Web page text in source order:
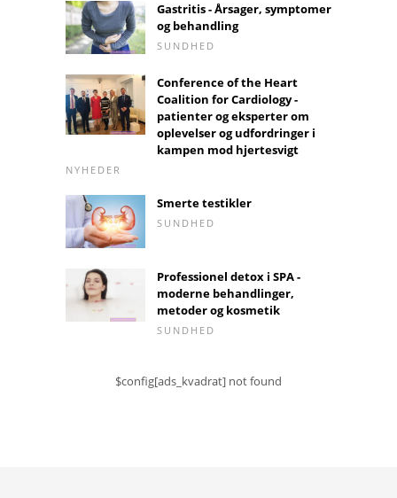
Gastritis - Årsager, symptomer
og behandling
SUNDHED
Conference of the Heart
Coalition for Cardiology -
patienter og eksperter om
oplevelser og udfordringer i
kampen mod hjertesvigt
NYHEDER
Smerte testikler
SUNDHED
Professionel detox i SPA -
moderne behandlinger,
metoder og kosmetik
SUNDHED
$config[ads_kvadrat] not found